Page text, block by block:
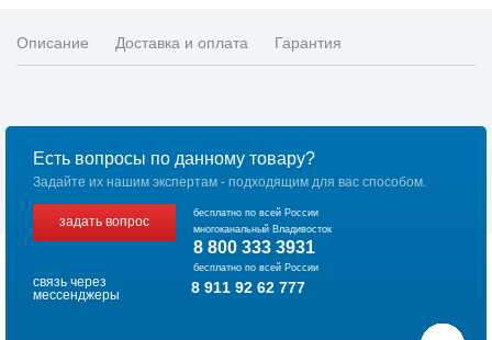
Описание Доставка и оплата Гарантия
Есть вопросы по данному товару?
Задайте их нашим экспертам - подходящим для вас способом.
задать вопрос
бесплатно по всей России
многоканальный Владивосток
8 800 333 3931
бесплатно по всей России
связь через
мессенджеры
8 911 92 62 777